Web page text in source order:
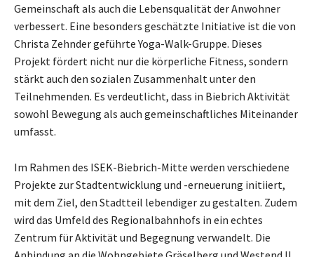
Gemeinschaft als auch die Lebensqualität der Anwohner
verbessert. Eine besonders geschätzte Initiative ist die von
Christa Zehnder geführte Yoga-Walk-Gruppe. Dieses
Projekt fördert nicht nur die körperliche Fitness, sondern
stärkt auch den sozialen Zusammenhalt unter den
Teilnehmenden. Es verdeutlicht, dass in Biebrich Aktivität
sowohl Bewegung als auch gemeinschaftliches Miteinander
umfasst.
Im Rahmen des ISEK-Biebrich-Mitte werden verschiedene
Projekte zur Stadtentwicklung und -erneuerung initiiert,
mit dem Ziel, den Stadtteil lebendiger zu gestalten. Zudem
wird das Umfeld des Regionalbahnhofs in ein echtes
Zentrum für Aktivität und Begegnung verwandelt. Die